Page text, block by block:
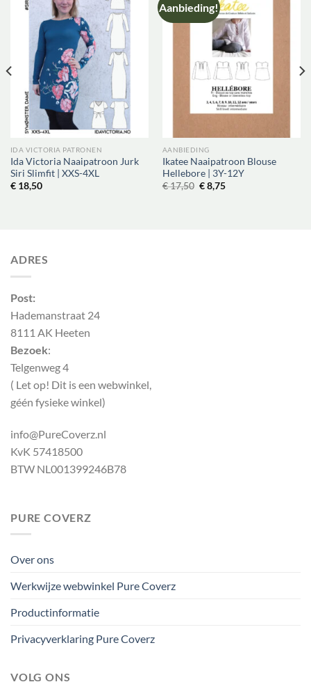
IDA VICTORIA PATRONEN
Ida Victoria Naaipatroon Jurk
Siri Slimfit | XXS-4XL
€18,50
Aanbieding!
AANBIEDING
Ikatee Naaipatroon Blouse
Hellebore | 3Y-12Y
€17,50 Oorspronkelijke
prijs
€8,75Huidige
ADRES
Post:
Hademanstraat 24
8111 AK Heeten
Bezoek:
Telgenweg 4
( Let op! Dit is een webwinkel,
géén fysieke winkel)
info@PureCoverz.nl
KvK 57418500
BTW NL001399246B78
PURE COVERZ
Over ons
Werkwijze webwinkel Pure Coverz
Productinformatie
Privacyverklaring Pure Coverz
VOLG ONS